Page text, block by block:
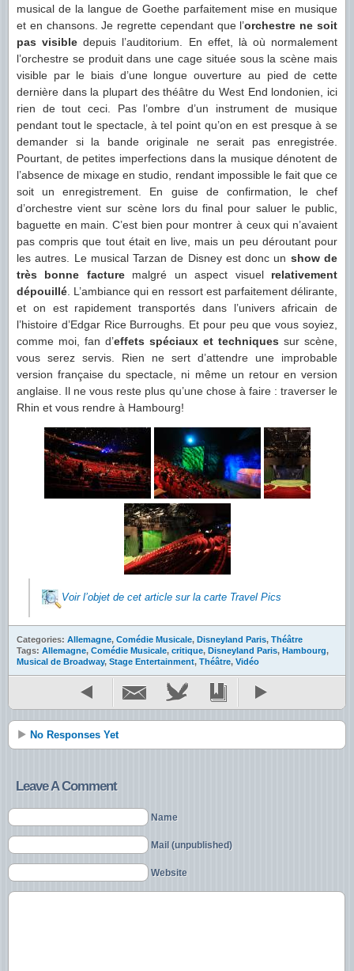
musical de la langue de Goethe parfaitement mise en musique
et en chansons. Je regrette cependant que l’orchestre ne soit
pas visible depuis l’auditorium. En effet, là où normalement
l’orchestre se produit dans une cage située sous la scène mais
visible par le biais d’une longue ouverture au pied de cette
dernière dans la plupart des théâtre du West End londonien, ici
rien de tout ceci. Pas l’ombre d’un instrument de musique
pendant tout le spectacle, à tel point qu’on en est presque à se
demander si la bande originale ne serait pas enregistrée.
Pourtant, de petites imperfections dans la musique dénotent de
l’absence de mixage en studio, rendant impossible le fait que ce
soit un enregistrement. En guise de confirmation, le chef
d’orchestre vient sur scène lors du final pour saluer le public,
baguette en main. C’est bien pour montrer à ceux qui n’avaient
pas compris que tout était en live, mais un peu déroutant pour
les autres. Le musical Tarzan de Disney est donc un show de
très bonne facturemalgré un aspect visuel relativement
dépouillé. L’ambiance qui en ressort est parfaitement délirante,
et on est rapidement transportés dans l’univers africain de
l’histoire d’Edgar Rice Burroughs. Et pour peu que vous soyiez,
comme moi, fan d’effets spéciaux et techniques sur scène,
vous serez servis. Rien ne sert d’attendre une improbable
version française du spectacle, ni même un retour en version
anglaise. Il ne vous reste plus qu’une chose à faire : traverser le
Rhin et vous rendre à Hambourg!
Voir l’objet de cet article sur la carte Travel Pics
Categories: Allemagne, Comédie Musicale, Disneyland Paris, Théâtre
Tags: Allemagne, Comédie Musicale, critique, Disneyland Paris, Hambourg,
Musical de Broadway, Stage Entertainment, Théâtre, Vidéo
No Responses Yet
Leave A Comment
Name
Mail (unpublished)
Website